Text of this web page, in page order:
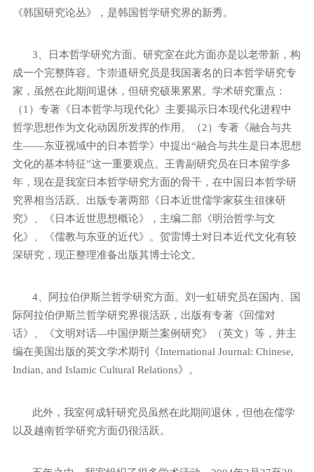
《韩国研究论丛》，是韩国哲学研究界的新秀。
3 、日本哲学研究方面。研究室在此方面亦是以老带新，构
成一个完整阵容。卞崇道研究员是我国著名的日本哲学研究专
家，虽然在此期间退休，但研究硕果累累。学术研究重点：
（1 ）专著《日本哲学与现代化》主要揭示日本现代化进程中
哲学思想作为文化动因所发挥的作用。（2）专著《融合与共
生——东亚视域中的日本哲学》中提出“融合与共生是日本思想
文化的基本特征”这一重要观点。王青副研究员在日本留学多
年，现在是我室日本哲学研究方面的骨干，在中国日本哲学研
究界相当活跃。出版专著两部《日本近世儒学家荻生徂徕研
究》、《日本近世思想概论》，主编二部《明治哲学与文
化》、《儒教与东亚的近代》。贺雷博士对日本近代文化有较
深研究，现正整理准备出版其博士论文。
4、阿拉伯伊斯兰哲学研究方面。刘一虹研究员在国内、国
际阿拉伯伊斯兰哲学研究界很活跃，出版有专著《回儒对
话》、《文明对话—中国伊斯兰案例研究》（英文）等，并主
编在美国出版的英文学术期刊《International Journal: Chinese,
Indian, and Islamic Cultural Relations》。
此外，我室何成轩研究员虽然在此期间退休，但他在儒学
以及越南哲学研究方面仍很活跃。